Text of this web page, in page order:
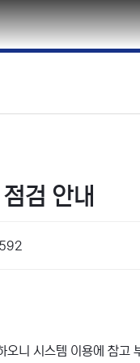
검 안내
니 시스템 이용에 참고